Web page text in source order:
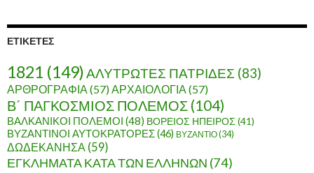
ο
ΕΤΙΚΈΤΕΣ
1821 (149)ΑΛΥΤΡΩΤΕΣ ΠΑΤΡΙΔΕΣ (83)
ΑΡΘΡΟΓΡΑΦΙΑ (57) ΑΡΧΑΙΟΛΟΓΙΑ (57)
Β΄ ΠΑΓΚΟΣΜΙΟΣ ΠΟΛΕΜΟΣ (104)
ΒΑΛΚΑΝΙΚΟΙ ΠΟΛΕΜΟΙ (48) ΒΟΡΕΙΟΣ ΗΠΕΙΡΟΣ (41)
ΒΥΖΑΝΤΙΝΟΙ ΑΥΤΟΚΡΑΤΟΡΕΣ(46) ΒΥΖΑΝΤΙΟ(34)
ΔΩΔΕΚΑΝΗΣΑ (59)
ΕΓΚΛΗΜΑΤΑ ΚΑΤΑ ΤΩΝ ΕΛΛΗΝΩΝ (74)